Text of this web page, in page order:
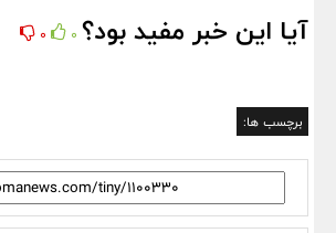
آیا این خبر مفید بود؟ 0
0
برچسب ها: